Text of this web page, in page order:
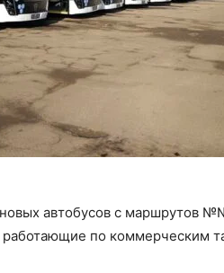
автобусов с маршрутов
работающие по коммерческим